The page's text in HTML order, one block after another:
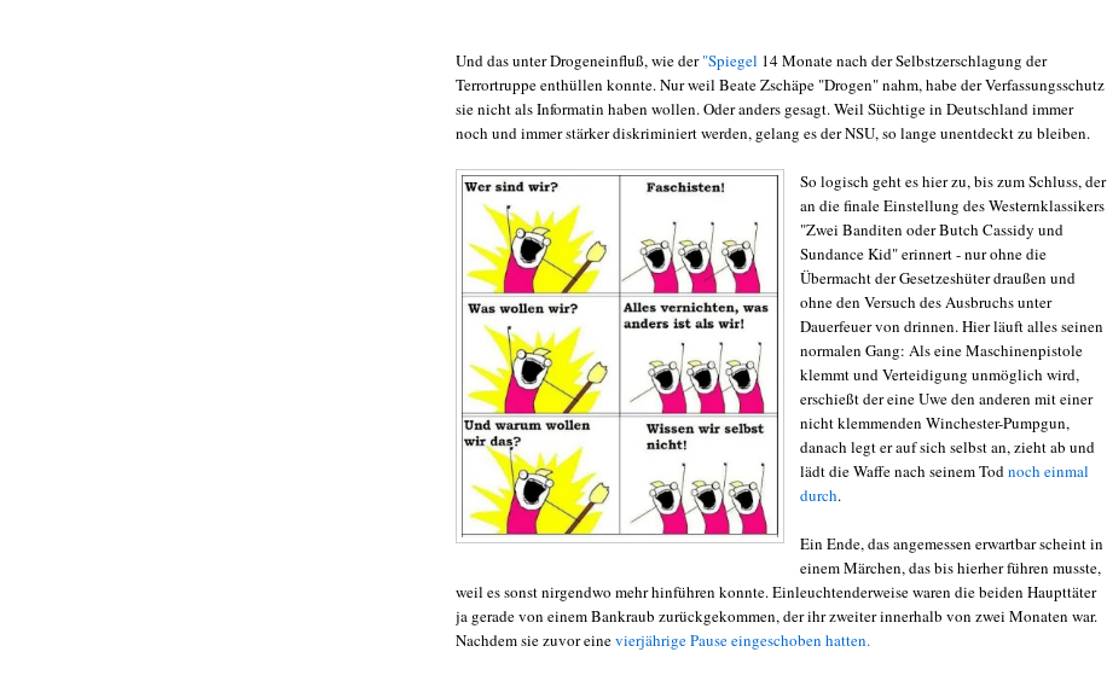
Und das unter Drogeneinfluß, wie der"Spiegel 14 Monate nach der Selbstzerschlagung der
Terrortruppe enthüllen konnte. Nur weil Beate Zschäpe "Drogen" nahm, habe der Verfassungsschutz
sie nicht als Informatin haben wollen. Oder anders gesagt. Weil Süchtige in Deutschland immer
noch und immer stärker diskriminiert werden, gelang es der NSU, so lange unentdeckt zu bleiben.
So logisch geht es hier zu, bis zum Schluss, der
an die finale Einstellung des Westernklassikers
"Zwei Banditen oder Butch Cassidy und
Sundance Kid" erinnert - nur ohne die
Übermacht der Gesetzeshüter draußen und
ohne den Versuch des Ausbruchs unter
Dauerfeuer von drinnen. Hier läuft alles seinen
normalen Gang: Als eine Maschinenpistole
klemmt und Verteidigung unmöglich wird,
erschießt der eine Uwe den anderen mit einer
nicht klemmenden Winchester-Pumpgun,
danach legt er auf sich selbst an, zieht ab und
lädt die Waffe nach seinem Tod noch einmal
durch.
Ein Ende, das angemessen erwartbar scheint in
einem Märchen, das bis hierher führen musste,
weil es sonst nirgendwo mehr hinführen konnte. Einleuchtenderweise waren die beiden Haupttäter
ja gerade von einem Bankraub zurückgekommen, der ihr zweiter innerhalb von zwei Monaten war.
Nachdem sie zuvor einevierjährige Pause eingeschoben hatten.